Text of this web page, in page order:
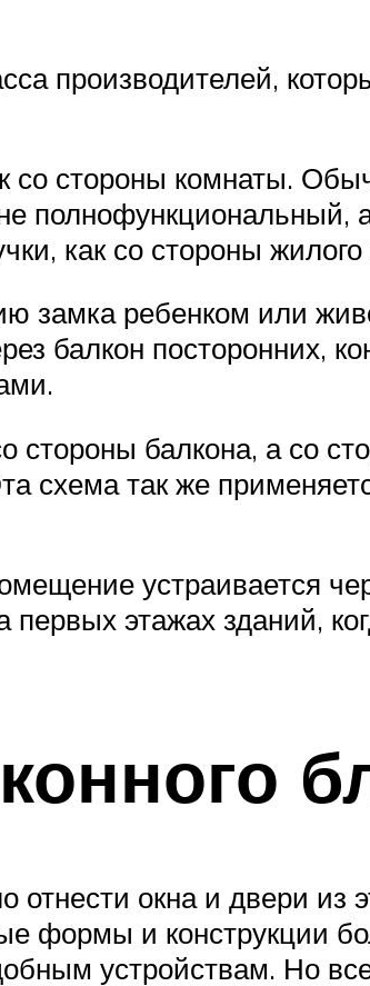
производителей,
со стороны комнаты.
полнофункциональный,
как со стороны
замка ребенком или
балкон посторонних,
балкона, а со
схема так же
устраивается
этажах зданий,
окна и двери из
формы и конструкции
устройствам. Но